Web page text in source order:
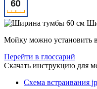
Мойку можно установить
Перейти в глоссарий
Скачать инструкцию для
Схема встраивания